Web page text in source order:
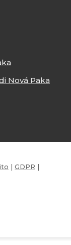
Nová Paka
| GDPR |